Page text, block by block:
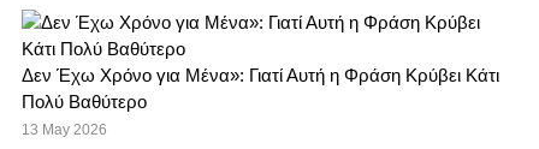
Δεν Έχω Χρόνο για Μένα»: Γιατί Αυτή η Φράση Κρύβει Κάτι
Πολύ Βαθύτερο
13 May 2026